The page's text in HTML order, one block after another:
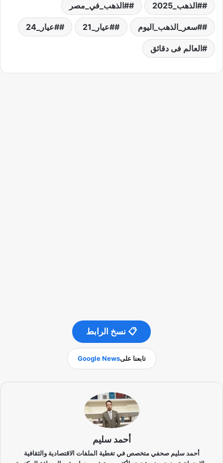
#الذهب_2025 #الذهب_في_مصر
#سعر_الذهب_اليوم #عيار_21 #عيار_24
العالم فى دقائق
📋 نسخ الرابط
تابعنا علىGoogle News
أحمد سليم
أحمد سليم صحفي متخصص في تغطية الملفات الاقتصادية والثقافية